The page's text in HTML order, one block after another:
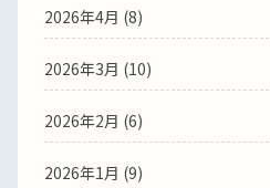
2026年4月 (8)
2026年3月 (10)
2026年2月 (6)
2026年1月 (9)